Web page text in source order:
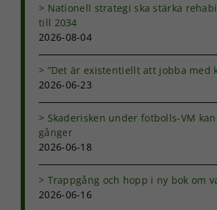
Nationell strategi ska stärka
till 2034
2026-08-04
”Det är existentiellt att jobba med
2026-06-23
Skaderisken under fotbolls-VM
gånger
2026-06-18
Trappgång och hopp i ny bok om
2026-06-16